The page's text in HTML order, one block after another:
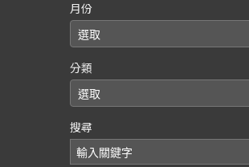
月份
分類
搜尋